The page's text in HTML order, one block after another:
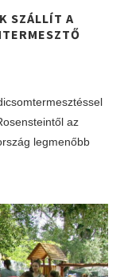
SZÁLLÍT A
az
legmenőbb